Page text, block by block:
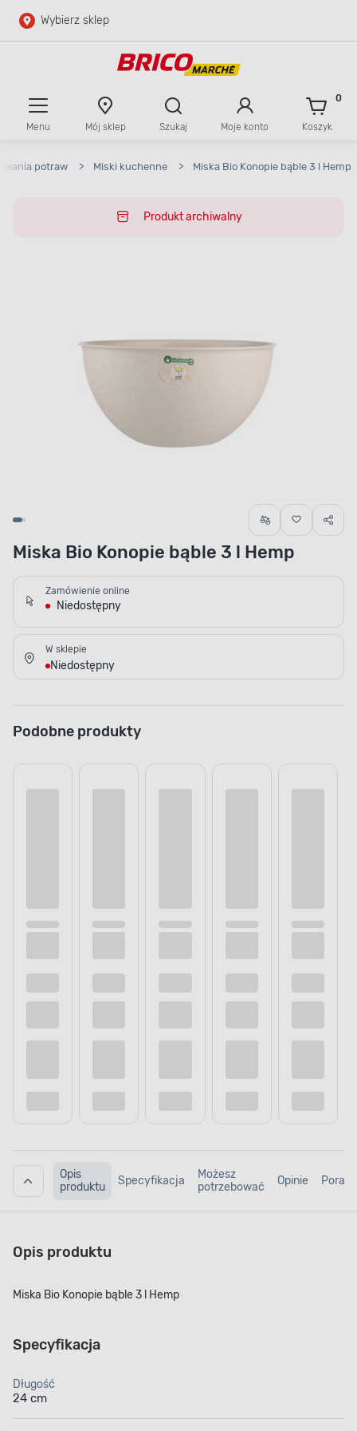
Przejdź do głównej zawartości
Wybierz sklep
Menu Mój sklep Szukaj Moje konto Koszyk
0
potraw > Miski kuchenne > Miska Bio Konopie bąble 3 l Hemp
Produkt archiwalny
Miska Bio Konopie bąble 3 l Hemp
Zamówienie online
Niedostępny
W sklepie
Niedostępny
Podobne produkty
Opis
produktu
Specyfikacja
Możesz
potrzebować
Opinie Porady
Opis produktu
Miska Bio Konopie bąble 3 l Hemp
Specyfikacja
Długość
24 cm